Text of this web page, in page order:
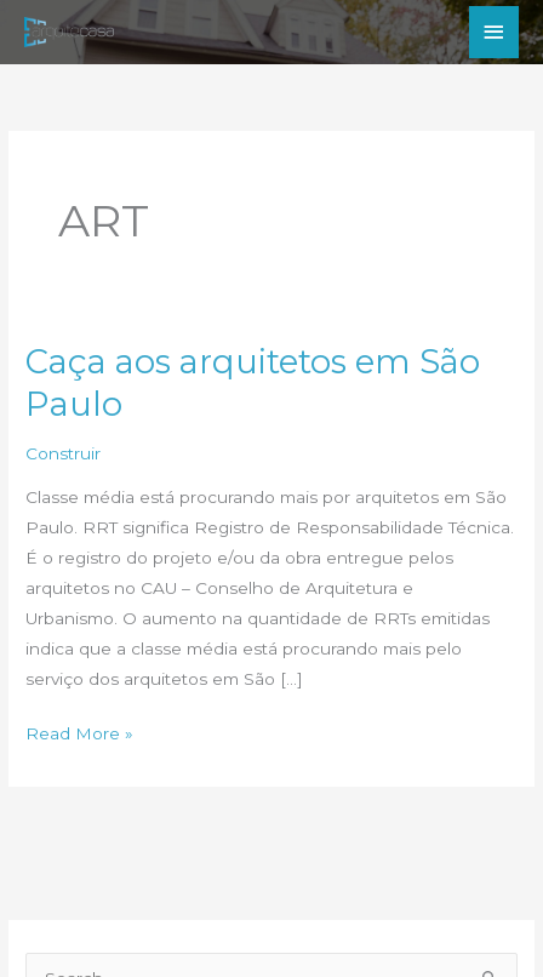
para
ART
Caça aos arquitetos em São
Paulo
Construir
Classe média está procurando mais por arquitetos em São
Paulo. RRT significa Registro de Responsabilidade Técnica.
É o registro do projeto e/ou da obra entregue pelos
arquitetos no CAU – Conselho de Arquitetura e
Urbanismo. O aumento na quantidade de RRTs emitidas
indica que a classe média está procurando mais pelo
serviço dos arquitetos em São […]
Caça
Read More »